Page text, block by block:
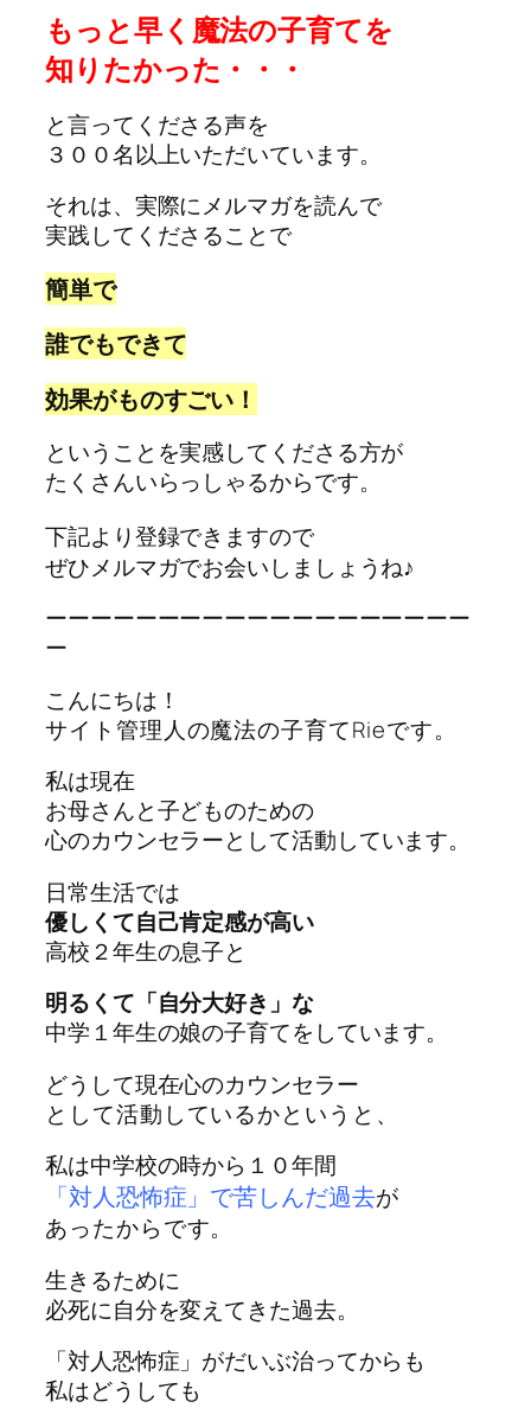
もっと早く魔法の子育てを
知りたかった・・・
と言ってくださる声を
３００名以上いただいています。
それは、実際にメルマガを読んで
実践してくださることで
簡単で
誰でもできて
効果がものすごい！
ということを実感してくださる方が
たくさんいらっしゃるからです。
下記より登録できますので
ぜひメルマガでお会いしましょうね♪
ーーーーーーーーーーーーーーーーーーー
ー
こんにちは！
サイト管理人の魔法の子育てRieです。
私は現在
お母さんと子どものための
心のカウンセラーとして活動しています。
日常生活では
優しくて自己肯定感が高い
高校２年生の息子と
明るくて「自分大好き」な
中学１年生の娘の子育てをしています。
どうして現在心のカウンセラー
として活動しているかというと、
私は中学校の時から１０年間
「対人恐怖症」で苦しんだ過去が
あったからです。
生きるために
必死に自分を変えてきた過去。
「対人恐怖症」がだいぶ治ってからも
私はどうしても